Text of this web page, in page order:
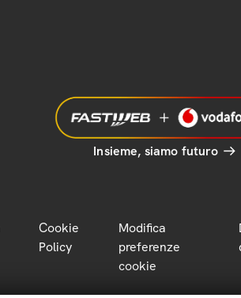
Insieme, siamo futuro
Cookie
Policy
Modifica
preferenze
cookie